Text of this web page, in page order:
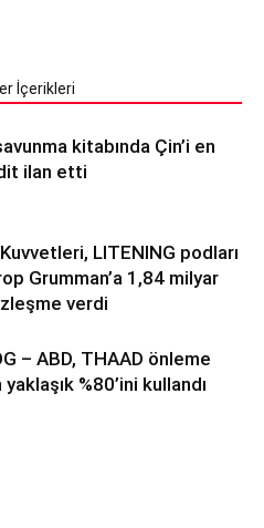
İçerikleri
kitabında Çin’i en
ilan etti
LITENING podları
Grumman’a 1,84 milyar
verdi
– ABD, THAAD önleme
%80’ini kullandı